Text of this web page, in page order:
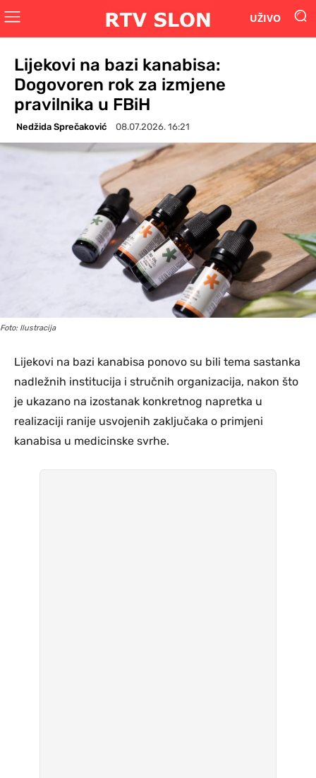
UŽIVO
Lijekovi na bazi kanabisa:
Dogovoren rok za izmjene
pravilnika u FBiH
Nedžida Sprečaković 08.07.2026. 16:21
Foto: Ilustracija
Lijekovi na bazi kanabisa ponovo su bili tema sastanka
nadležnih institucija i stručnih organizacija, nakon što
je ukazano na izostanak konkretnog napretka u
realizaciji ranije usvojenih zaključaka o primjeni
kanabisa u medicinske svrhe.